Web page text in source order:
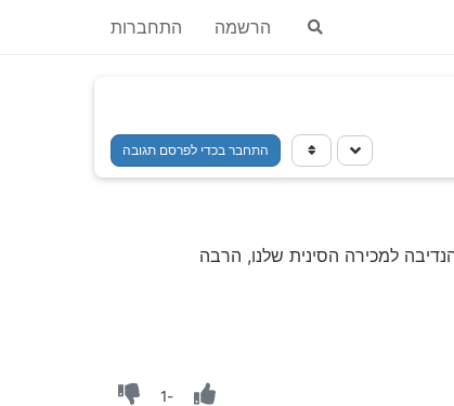
הרשמה התחברות
התחבר בכדי לפרסם תגובה
למכירה הסינית שלנו, הרבה
-1